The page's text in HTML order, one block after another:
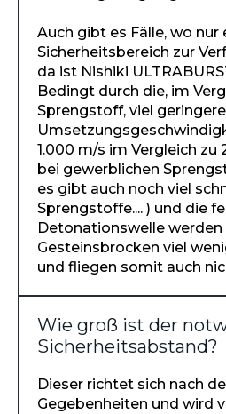
Auch gibt es Fälle, wo nur
Sicherheitsbereich zur
da ist Nishiki
Bedingt durch die, im
Sprengstoff, viel geringere
1.000 m/s im Vergleich zu
bei gewerblichen
es gibt auch noch viel
Sprengstoffe.... ) und die
Detonationswelle werden
Gesteinsbrocken viel
und fliegen somit auch
Wie groß ist der
Sicherheitsabstand?
Dieser richtet sich nach
Gegebenheiten und wird